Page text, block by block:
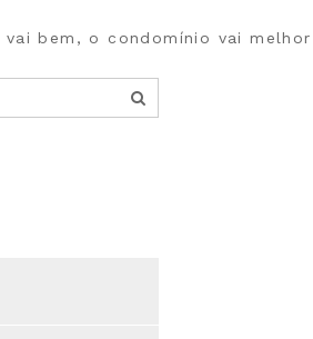
bem, o condomínio vai